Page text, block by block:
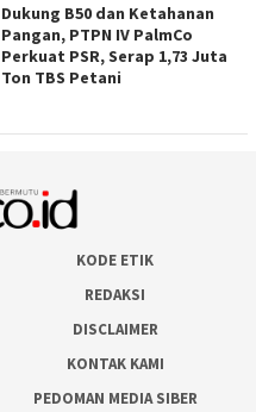
Dukung B50 dan Ketahanan
Pangan, PTPN IV PalmCo
Perkuat PSR, Serap 1,73 Juta
Ton TBS Petani
KODE ETIK
REDAKSI
DISCLAIMER
KONTAK KAMI
PEDOMAN MEDIA SIBER